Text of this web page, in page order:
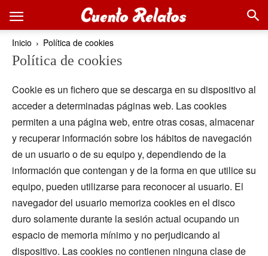
Inicio Política de cookies
Política de cookies
Cookie es un fichero que se descarga en su dispositivo al
acceder a determinadas páginas web. Las cookies
permiten a una página web, entre otras cosas, almacenar
y recuperar información sobre los hábitos de navegación
de un usuario o de su equipo y, dependiendo de la
información que contengan y de la forma en que utilice su
equipo, pueden utilizarse para reconocer al usuario. El
navegador del usuario memoriza cookies en el disco
duro solamente durante la sesión actual ocupando un
espacio de memoria mínimo y no perjudicando al
dispositivo. Las cookies no contienen ninguna clase de